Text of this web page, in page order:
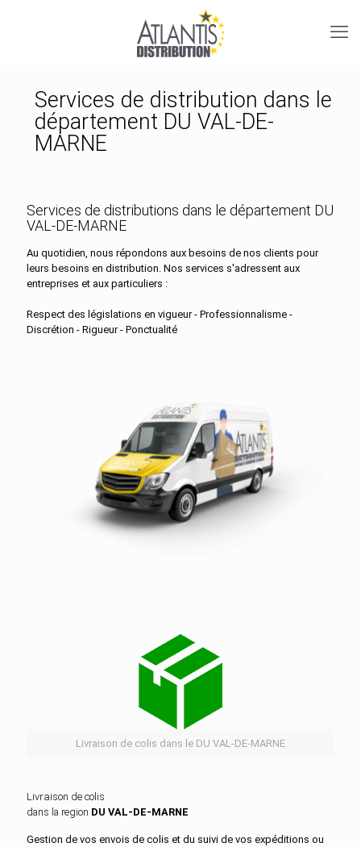
Services de distribution dans le
département DU VAL-DE-
MARNE
Services de distributions dans le département DU
VAL-DE-MARNE
Au quotidien, nous répondons aux besoins de nos clients pour
leurs besoins en distribution. Nos services s'adressent aux
entreprises et aux particuliers :
Respect des législations en vigueur - Professionnalisme -
Discrétion - Rigueur - Ponctualité
Livraison de colis dans le DU VAL-DE-MARNE
Livraison de colis
dans la region DU VAL-DE-MARNE
Gestion de vos envois de colis et du suivi de vos expéditions ou